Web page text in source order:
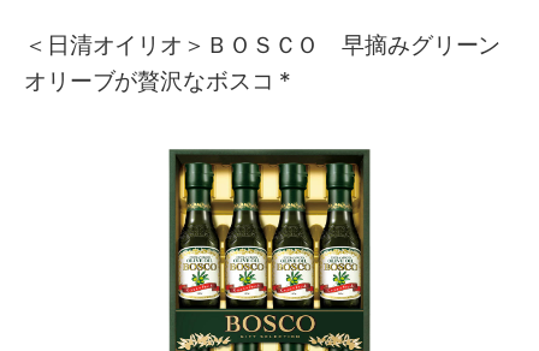
＜日清オイリオ＞ＢＯＳＣＯ 早摘みグリーン
オリーブが贅沢なボスコ *